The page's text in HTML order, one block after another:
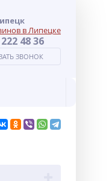
в Липецке
48 36
ЗВОНОК